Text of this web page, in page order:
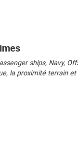
ships, Navy,
la proximité terrain